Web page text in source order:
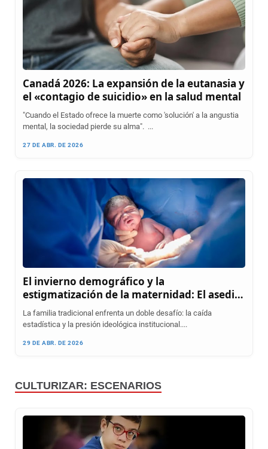
Canadá 2026: La expansión de la eutanasia y
el «contagio de suicidio» en la salud mental
"Cuando el Estado ofrece la muerte como 'solución' a la angustia
mental, la sociedad pierde su alma". ...
27 DE ABR. DE 2026
El invierno demográfico y la
estigmatización de la maternidad: El asedio
contra la célula de la sociedad
La familia tradicional enfrenta un doble desafío: la caída
estadística y la presión ideológica institucional....
29 DE ABR. DE 2026
CULTURIZAR: ESCENARIOS